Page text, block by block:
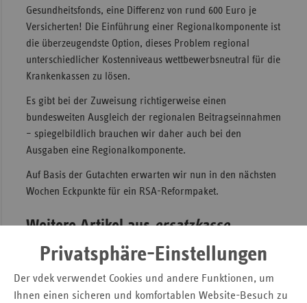
Privatsphäre-Einstellungen
Der vdek verwendet Cookies und andere Funktionen, um
Ihnen einen sicheren und komfortablen Website-Besuch zu
Gesundheitsfonds, eine Differenz von rund 600 Euro je
Versicherten! Die Einführung einer Regionalkomponente ist
die überzeugendste Option, dieses Problem regional
unterschiedlicher Kostenniveaus wettbewerbsneutral für die
Krankenkassen zu lösen.
Es gibt bei der Zuweisung richtigerweise einen
bundesweiten Ausgleich der regionalen Beitragseinnahmen
– spiegelbildlich brauchen wir daher auch bei den
Ausgaben eine Regionalkomponente.
Auf Basis der Gutachten erwarten wir nun in den nächsten
Wochen Eckpunkte für ein RSA-Reformpaket.
Weitere Artikel ausersatzkasse
magazin.9./10.2018